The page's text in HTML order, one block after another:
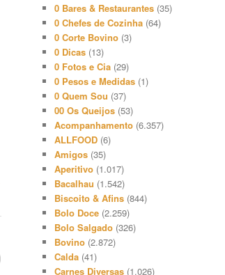
0 Bares & Restaurantes (35)
0 Chefes de Cozinha (64)
0 Corte Bovino (3)
0 Dicas (13)
0 Fotos e Cia (29)
0 Pesos e Medidas (1)
0 Quem Sou (37)
00 Os Queijos (53)
Acompanhamento (6.357)
ALLFOOD (6)
Amigos (35)
Aperitivo (1.017)
Bacalhau (1.542)
Biscoito & Afins (844)
Bolo Doce (2.259)
Bolo Salgado (326)
Bovino (2.872)
Calda (41)
Carnes Diversas (1.026)